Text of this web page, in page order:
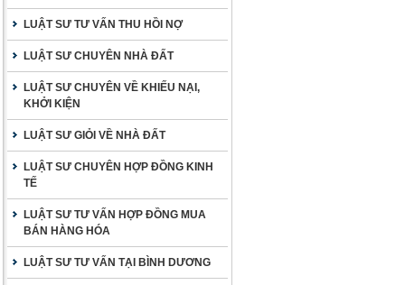
LUẬT SƯ TƯ VẤN THU HỒI NỢ
LUẬT SƯ CHUYÊN NHÀ ĐẤT
LUẬT SƯ CHUYÊN VỀ KHIẾU NẠI,
KHỞI KIỆN
LUẬT SƯ GIỎI VỀ NHÀ ĐẤT
LUẬT SƯ CHUYÊN HỢP ĐỒNG KINH
TẾ
LUẬT SƯ TƯ VẤN HỢP ĐỒNG MUA
BÁN HÀNG HÓA
LUẬT SƯ TƯ VẤN TẠI BÌNH DƯƠNG